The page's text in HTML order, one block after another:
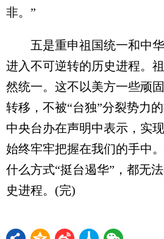
非。”
五是重申祖国统一和中华
进入不可逆转的历史进程。
然统一。这不以美方一些顽
转移，不被“台独”分裂势力
中央台办在声明中表示，实
始终牢牢把握在我们的手中
什么方式“挺台遏华”，都无
史进程。(完)